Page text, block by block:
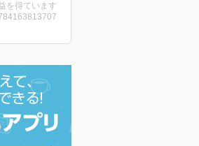
を得ています